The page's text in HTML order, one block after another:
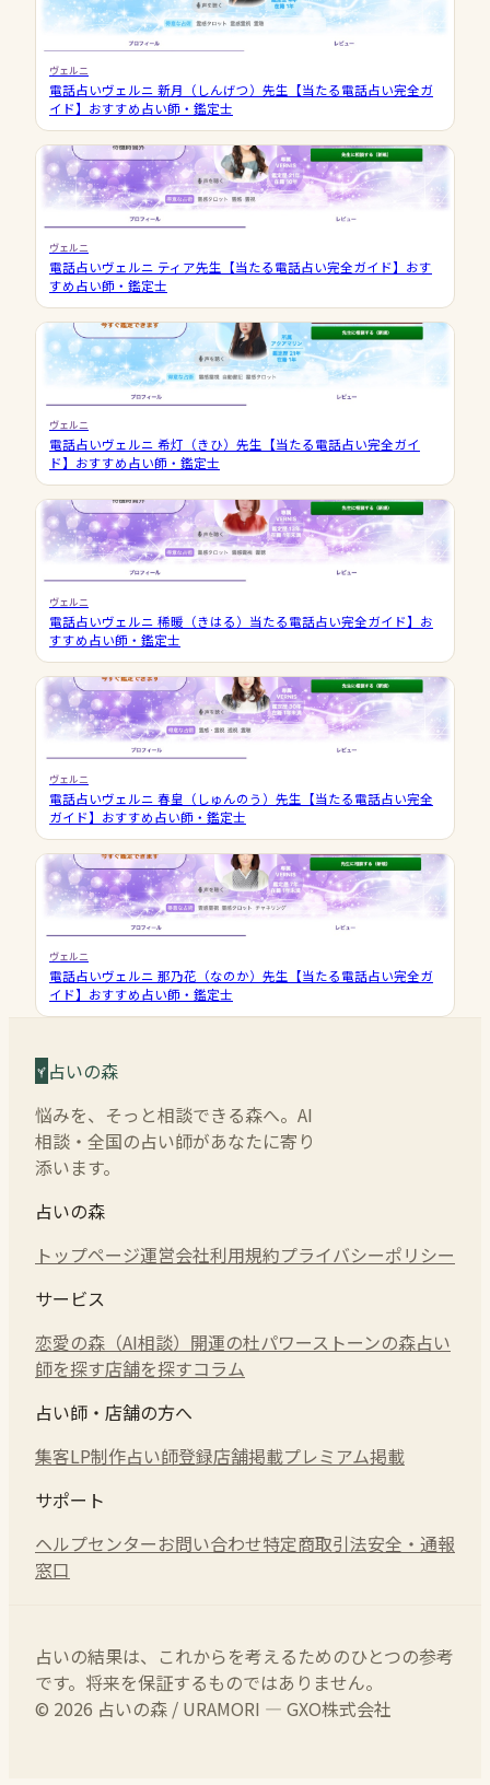
ヴェルニ
電話占いヴェルニ 新月（しんげつ）先生【当たる電話占い完全ガ
イド】おすすめ占い師・鑑定士
ヴェルニ
電話占いヴェルニ ティア先生【当たる電話占い完全ガイド】おす
すめ占い師・鑑定士
ヴェルニ
電話占いヴェルニ 希灯（きひ）先生【当たる電話占い完全ガイ
ド】おすすめ占い師・鑑定士
ヴェルニ
電話占いヴェルニ 稀暖（きはる）当たる電話占い完全ガイド】お
すすめ占い師・鑑定士
ヴェルニ
電話占いヴェルニ 春皇（しゅんのう）先生【当たる電話占い完全
ガイド】おすすめ占い師・鑑定士
ヴェルニ
電話占いヴェルニ 那乃花（なのか）先生【当たる電話占い完全ガ
イド】おすすめ占い師・鑑定士
占いの森
悩みを、そっと相談できる森へ。AI
相談・全国の占い師があなたに寄り
添います。
占いの森
トップページ運営会社利用規約プライバシーポリシー
サービス
恋愛の森（AI相談） 開運の杜パワーストーンの森占い
師を探す店舗を探すコラム
占い師・店舗の方へ
集客LP制作占い師登録店舗掲載プレミアム掲載
サポート
ヘルプセンターお問い合わせ特定商取引法安全・通報
窓口
占いの結果は、これからを考えるためのひとつの参考
です。将来を保証するものではありません。
© 2026 占いの森 / URAMORI — GXO株式会社